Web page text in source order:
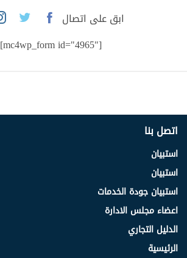
ابق على اتصال
[mc4wp_form id="4965"]
اتصل بنا
استبيان
استبيان
استبيان جودة الخدمات
اعضاء مجلس الادارة
الدليل التجاري
الرئيسية